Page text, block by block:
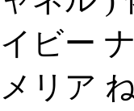
イビー
メリア